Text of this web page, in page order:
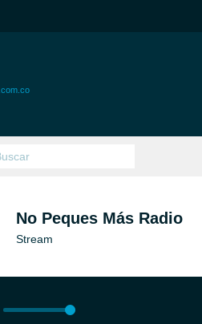
.com.co
No Peques Más Radio
Stream